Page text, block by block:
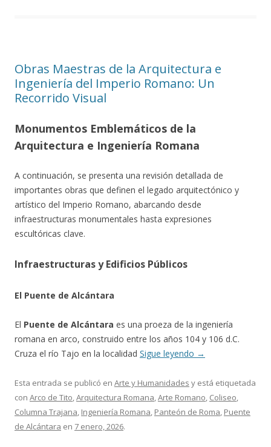
Obras Maestras de la Arquitectura e
Ingeniería del Imperio Romano: Un
Recorrido Visual
Monumentos Emblemáticos de la
Arquitectura e Ingeniería Romana
A continuación, se presenta una revisión detallada de
importantes obras que definen el legado arquitectónico y
artístico del Imperio Romano, abarcando desde
infraestructuras monumentales hasta expresiones
escultóricas clave.
Infraestructuras y Edificios Públicos
El Puente de Alcántara
El Puente de Alcántara es una proeza de la ingeniería
romana en arco, construido entre los años 104 y 106 d.C.
Cruza el río Tajo en la localidad Sigue leyendo →
Esta entrada se publicó en Arte y Humanidades y está etiquetada
con Arco de Tito,Arquitectura Romana,Arte Romano, Coliseo,
Columna Trajana, Ingeniería Romana, Panteón de Roma, Puente
de Alcántara en 7 enero, 2026.